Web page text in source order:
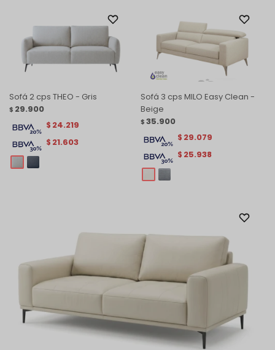
Sofá 2 cps THEO - Gris
$ 29.900
$ 21.603
$ 24.219
Sofá 3 cps MILO Easy Clean -
Beige
$ 35.900
$ 25.938
$ 29.079